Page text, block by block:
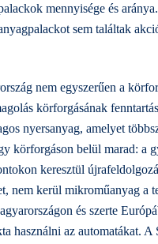
mennyisége és
sem találtak
nem egyszerűen a
körforgásának
nyersanyag, amelyet
körforgáson belül marad:
keresztül
nem kerül mikroműanyag a
és szerte
használni az automatákat.